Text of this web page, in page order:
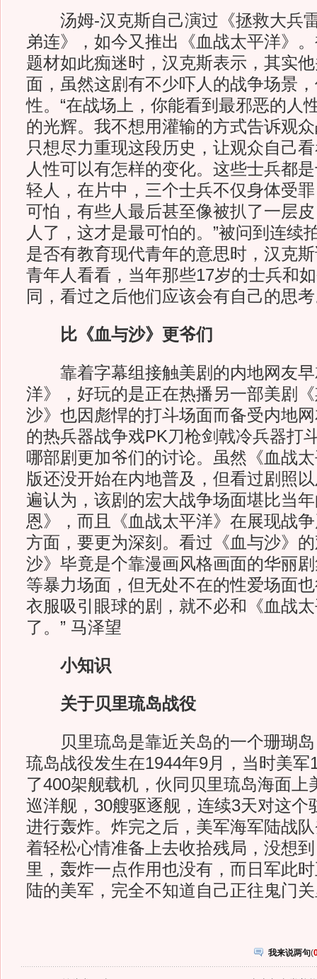
汤姆-汉克斯自己演过《拯救大兵
弟连》，如今又推出《血战太平洋》
题材如此痴迷时，汉克斯表示，其实
面，虽然这剧有不少吓人的战争场景
性。“在战场上，你能看到最邪恶的人
的光辉。我不想用灌输的方式告诉观
只想尽力重现这段历史，让观众自己
人性可以有怎样的变化。这些士兵都
轻人，在片中，三个士兵不仅身体受
可怕，有些人最后甚至像被扒了一层
人了，这才是最可怕的。”被问到连续
是否有教育现代青年的意思时，汉克
青年人看看，当年那些17岁的士兵和
同，看过之后他们应该会有自己的思考
比《血与沙》更爷们
靠着字幕组接触美剧的内地网友早
洋》，好玩的是正在热播另一部美剧
沙》也因彪悍的打斗场面而备受内地
的热兵器战争戏PK刀枪剑戟冷兵器打
哪部剧更加爷们的讨论。虽然《血战
版还没开始在内地普及，但看过剧照
遍认为，该剧的宏大战争场面堪比当
恩》，而且《血战太平洋》在展现战
方面，要更为深刻。看过《血与沙》
沙》毕竟是个靠漫画风格画面的华丽
等暴力场面，但无处不在的性爱场面
衣服吸引眼球的剧，就不必和《血战
了。” 马泽望
小知识
关于贝里琉岛战役
贝里琉岛是靠近关岛的一个珊瑚岛
琉岛战役发生在1944年9月，当时美军
了400架舰载机，伙同贝里琉岛海面上
巡洋舰，30艘驱逐舰，连续3天对这个
进行轰炸。炸完之后，美军海军陆战
着轻松心情准备上去收拾残局，没想
里，轰炸一点作用也没有，而日军此
陆的美军，完全不知道自己正往鬼门
我来说两句(